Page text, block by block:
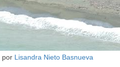
por Lisandra Nieto Basnueva